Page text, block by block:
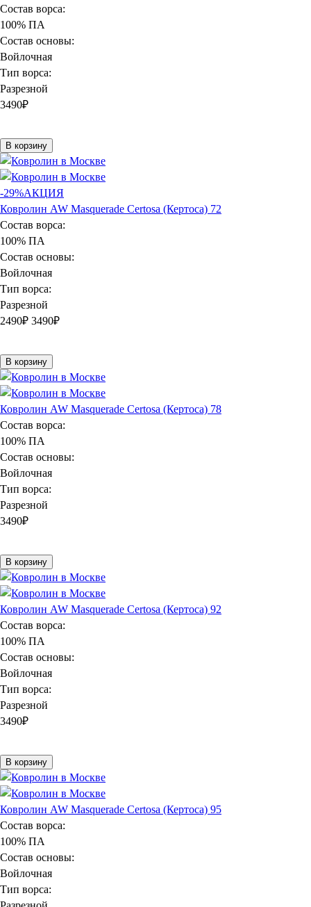
Состав ворса:
100% ПА
Состав основы:
Войлочная
Тип ворса:
Разрезной
3490₽
В корзину
-29%АКЦИЯ
Ковролин AW Masquerade Certosa (Кертоса) 72
Состав ворса:
100% ПА
Состав основы:
Войлочная
Тип ворса:
Разрезной
2490₽ 3490₽
В корзину
Ковролин AW Masquerade Certosa (Кертоса) 78
Состав ворса:
100% ПА
Состав основы:
Войлочная
Тип ворса:
Разрезной
3490₽
В корзину
Ковролин AW Masquerade Certosa (Кертоса) 92
Состав ворса:
100% ПА
Состав основы:
Войлочная
Тип ворса:
Разрезной
3490₽
В корзину
Ковролин AW Masquerade Certosa (Кертоса) 95
Состав ворса:
100% ПА
Состав основы:
Войлочная
Тип ворса: